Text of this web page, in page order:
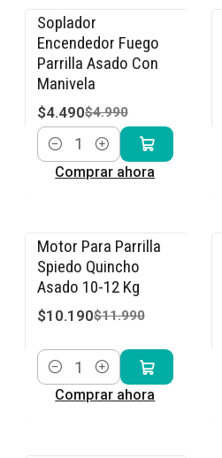
-10% OFF
Soplador
Encendedor Fuego
Parrilla Asado Con
Manivela
$4.490$4.990
Cantidad
Comprar ahora
-15% OFF
Motor Para Parrilla
Spiedo Quincho
Asado 10-12 Kg
$10.190$11.990
Cantidad
Comprar ahora